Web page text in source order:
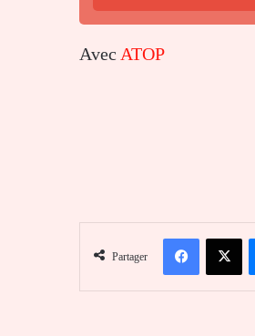
Avec ATOP
Partager
FacebookX